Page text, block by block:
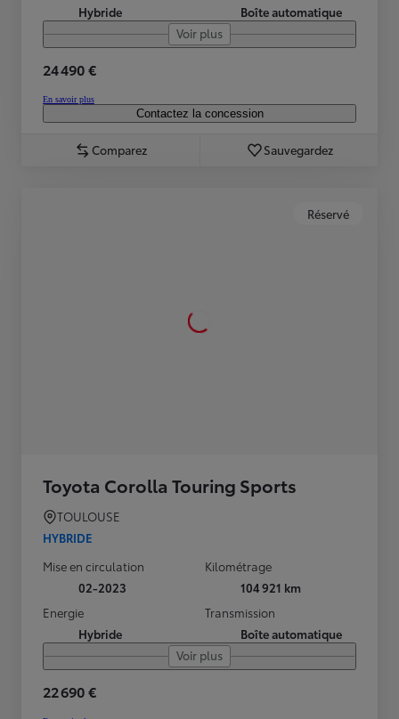
Hybride
Boîte automatique
Voir plus
24 490 €
En savoir plus
Contactez la concession
Comparez Sauvegardez
Réservé
Toyota Corolla Touring Sports
TOULOUSE
HYBRIDE
Mise en circulation
02-2023
Kilométrage
104 921 km
Energie
Hybride
Transmission
Boîte automatique
Voir plus
22 690 €